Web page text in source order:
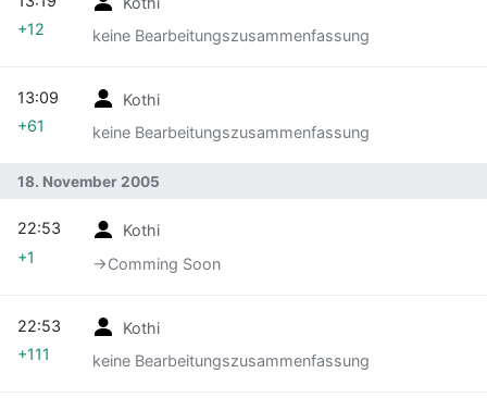
keine Bearbeitungszusammenfassung
+12
Kothi
keine Bearbeitungszusammenfassung
13:09
+61
18. November 2005
Kothi
→‎Comming Soon
22:53
+1
Kothi
keine Bearbeitungszusammenfassung
22:53
+111